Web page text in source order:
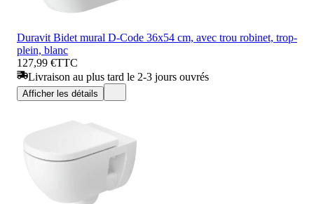
Duravit Bidet mural D-Code 36x54 cm, avec trou robinet, trop-
plein, blanc
127,99 €TTC
Livraison au plus tard le 2-3 jours ouvrés
Afficher les détails